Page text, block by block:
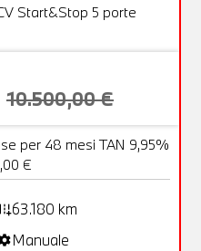
Start&Stop 5 porte
10.500,00 €
per 48 mesi TAN 9,95%
€
add_road63.180 km
Manuale